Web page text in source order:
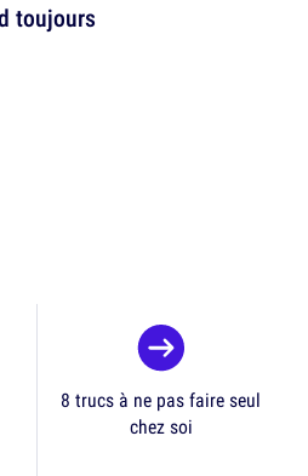
toujours
8 trucs à ne pas faire seul
chez soi